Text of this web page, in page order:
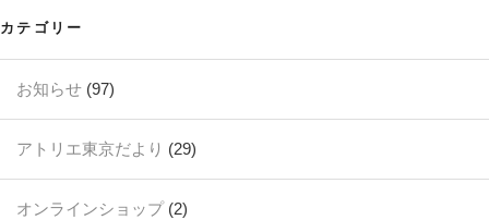
カテゴリー
お知らせ (97)
アトリエ東京だより (29)
オンラインショップ(2)